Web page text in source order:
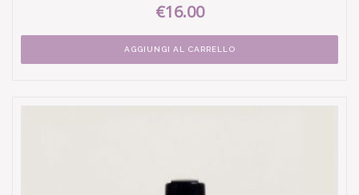
€16.00
AGGIUNGI AL CARRELLO